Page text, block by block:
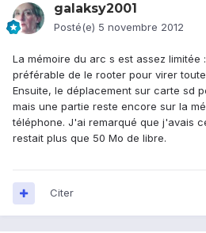
galaksy2001
Posté(e) 5 novembre 2012
La mémoire du arc s est assez
préférable de le rooter pour virer
Ensuite, le déplacement sur carte sd
mais une partie reste encore sur la
téléphone. J'ai remarqué que j'avais
restait plus que 50 Mo de libre.
Citer